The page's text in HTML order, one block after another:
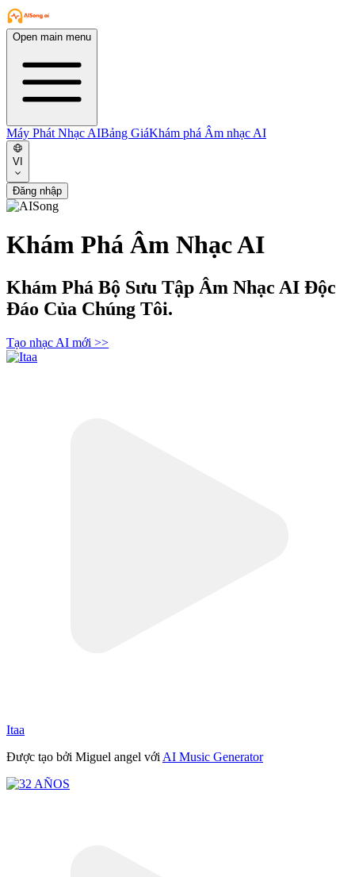
Open main menu
Máy Phát Nhạc AIBảng GiáKhám phá Âm nhạc AI
VI
Đăng nhập
Khám Phá Âm Nhạc AI
Khám Phá Bộ Sưu Tập Âm Nhạc AI Độc
Đáo Của Chúng Tôi.
Tạo nhạc AI mới >>
Itaa
Được tạo bởi Miguel angel với AI Music Generator